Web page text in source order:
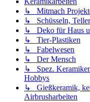
↳ Mitmach
↳ Schüsseln,
↳ Deko für Haus
↳ Tier-Plastiken
↳ Fabelwesen
↳ Der Mensch
↳ Spez.
Hobbys
↳ Gießkeramik,
Airbrusharbeiten